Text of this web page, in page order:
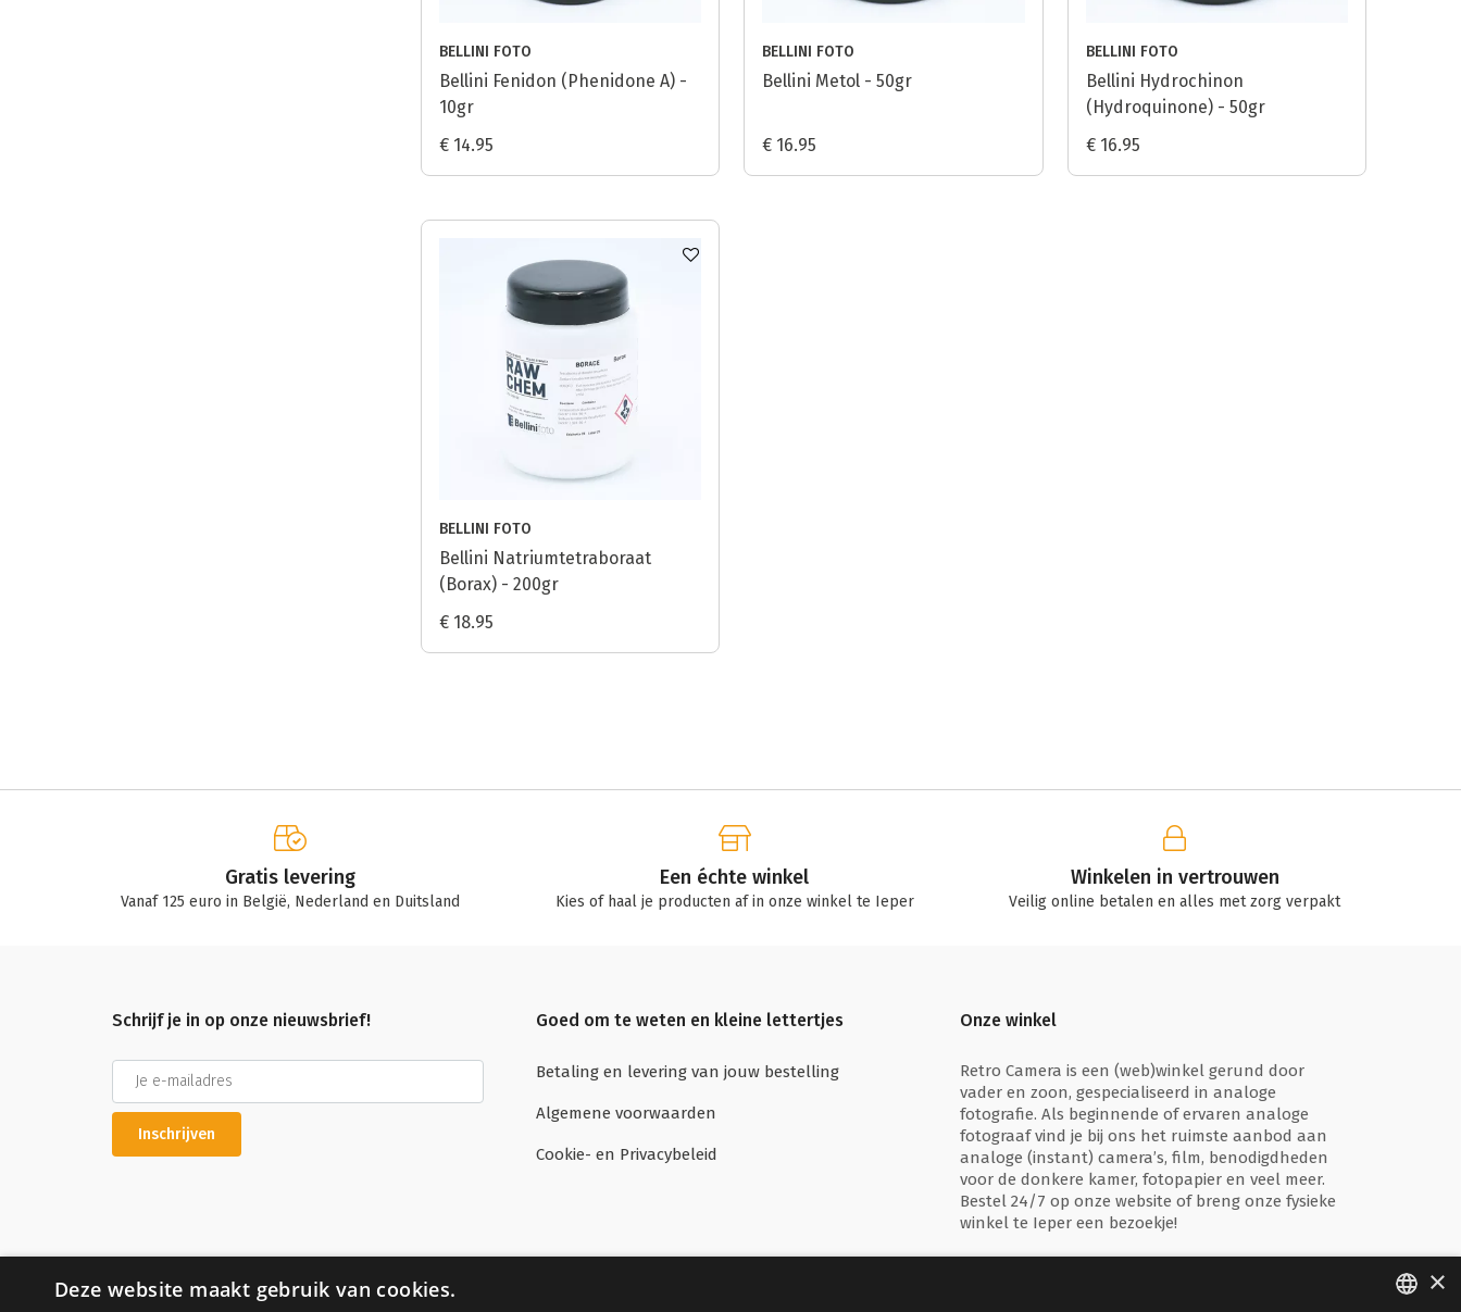
BELLINI FOTO
Bellini Fenidon (Phenidone A) -
10gr
€ 14.95
BELLINI FOTO
Bellini Metol - 50gr
€ 16.95
BELLINI FOTO
Bellini Hydrochinon
(Hydroquinone) - 50gr
€ 16.95
BELLINI FOTO
Bellini Natriumtetraboraat
(Borax) - 200gr
€ 18.95
Gratis levering
Vanaf 125 euro in België, Nederland en Duitsland
Een échte winkel
Kies of haal je producten af in onze winkel te Ieper
Winkelen in vertrouwen
Veilig online betalen en alles met zorg verpakt
Schrijf je in op onze nieuwsbrief!
Inschrijven
Goed om te weten en kleine lettertjes
Betaling en levering van jouw bestelling
Algemene voorwaarden
Cookie- en Privacybeleid
Onze winkel
Retro Camera is een (web)winkel gerund door
vader en zoon, gespecialiseerd in analoge
fotografie. Als beginnende of ervaren analoge
fotograaf vind je bij ons het ruimste aanbod aan
analoge (instant) camera’s, film, benodigdheden
voor de donkere kamer, fotopapier en veel meer.
Bestel 24/7 op onze website of breng onze fysieke
winkel te Ieper een bezoekje!
×
Deze website maakt gebruik van cookies.